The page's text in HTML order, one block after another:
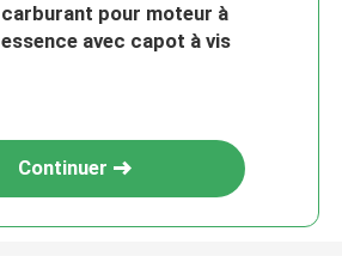
carburant pour moteur à
essence avec capot à vis
Continuer